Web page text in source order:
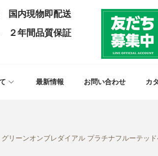
国内現物即配送
２年間品質保証
最新情報 お問い合わせ カ
リーンオンブレダイアル プラチナフルーテ